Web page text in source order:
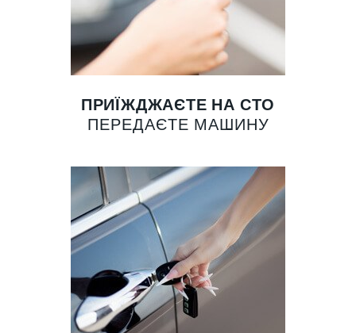
ПРИЇЖДЖАЄТЕ НА СТО
ПЕРЕДАЄТЕ МАШИНУ